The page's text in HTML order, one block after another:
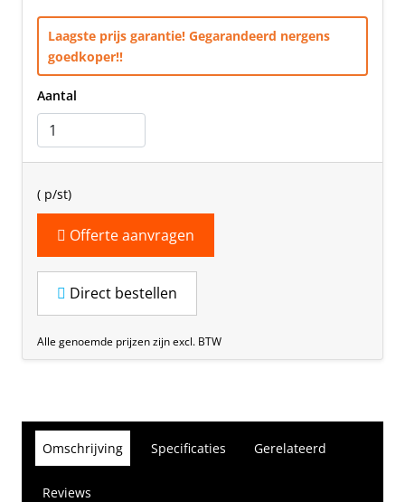
Laagste prijs garantie! Gegarandeerd nergens
goedkoper!!
Aantal
( p/st)
Offerte aanvragen
Direct bestellen
Alle genoemde prijzen zijn excl. BTW
Omschrijving Specificaties Gerelateerd
Reviews